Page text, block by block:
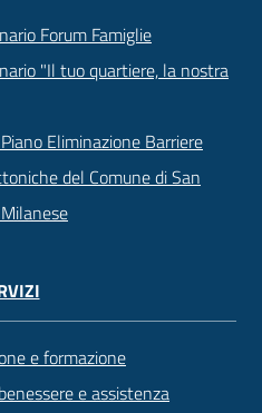
Forum Famiglie
"Il tuo quartiere, la nostra
Eliminazione Barriere
del Comune di San
e formazione
e assistenza